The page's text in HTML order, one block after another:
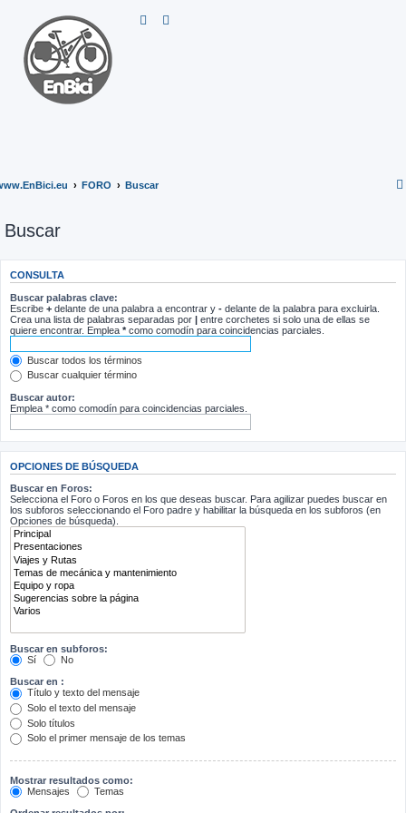
FORO Buscar
Buscar
CONSULTA
Buscar palabras clave:
Escribe + delante de una palabra a encontrar y - delante de la palabra para excluirla.
Crea una lista de palabras separadas por | entre corchetes si solo una de ellas se
quiere encontrar. Emplea *como comodín para coincidencias parciales.
Buscar todos los términos
Buscar cualquier término
Buscar autor:
Emplea * como comodín para coincidencias parciales.
OPCIONES DE BÚSQUEDA
Buscar en Foros:
Selecciona el Foro o Foros en los que deseas buscar. Para agilizar puedes buscar en
los subforos seleccionando el Foro padre y habilitar la búsqueda en los subforos (en
Opciones de búsqueda).
Buscar en subforos:
Sí
No
Buscar en :
Título y texto del mensaje
Solo el texto del mensaje
Solo títulos
Solo el primer mensaje de los temas
Mostrar resultados como:
Mensajes
Temas